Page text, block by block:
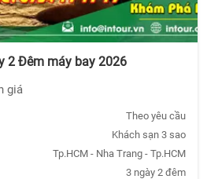
2 Đêm máy bay 2026
giá
Theo yêu cầu
Khách sạn 3 sao
Tp.HCM - Nha Trang - Tp.HCM
3 ngày 2 đêm